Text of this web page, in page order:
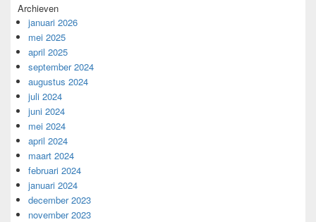
Archieven
januari 2026
mei 2025
april 2025
september 2024
augustus 2024
juli 2024
juni 2024
mei 2024
april 2024
maart 2024
februari 2024
januari 2024
december 2023
november 2023